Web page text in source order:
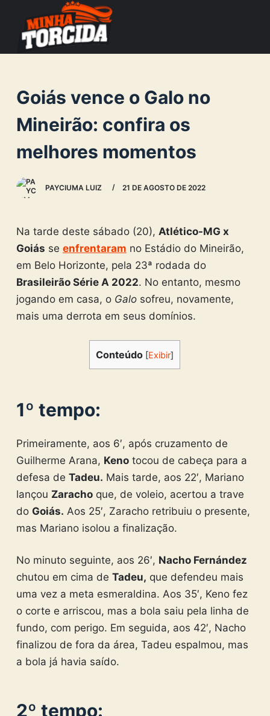
o
c
o
n
e
Goiás vence o Galo no
Mineirão: confira os
melhores momentos
PAYCIUMA LUIZ 21 DE AGOSTO DE 2022
Na tarde deste sábado (20), Atlético-MG x
Goiás se enfrentaram no Estádio do Mineirão,
em Belo Horizonte, pela 23ª rodada do
Brasileirão Série A 2022. No entanto, mesmo
jogando em casa, o Galosofreu, novamente,
mais uma derrota em seus domínios.
Conteúdo [Exibir]
1º tempo:
Primeiramente, aos 6′, após cruzamento de
Guilherme Arana, Kenotocou de cabeça para a
defesa de Tadeu. Mais tarde, aos 22′, Mariano
lançou Zarachoque, de voleio, acertou a trave
do Goiás. Aos 25′, Zaracho retribuiu o presente,
mas Mariano isolou a finalização.
No minuto seguinte, aos 26′, Nacho Fernández
chutou em cima de Tadeu, que defendeu mais
uma vez a meta esmeraldina. Aos 35′, Keno fez
o corte e arriscou, mas a bola saiu pela linha de
fundo, com perigo. Em seguida, aos 42′, Nacho
finalizou de fora da área, Tadeu espalmou, mas
a bola já havia saído.
2º tempo: